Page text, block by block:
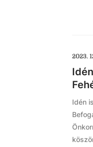
2023.
Idén